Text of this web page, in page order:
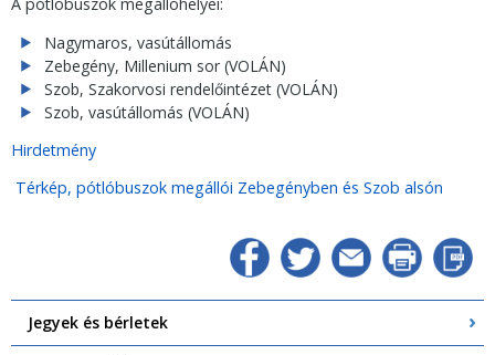
Nagymaros, vasútállomás
Zebegény, Millenium sor (VOLÁN)
Szob, Szakorvosi rendelőintézet (VOLÁN)
Szob, vasútállomás (VOLÁN)
Hirdetmény
Térkép, pótlóbuszok megállói Zebegényben és Szob alsón
Jegyek és bérletek